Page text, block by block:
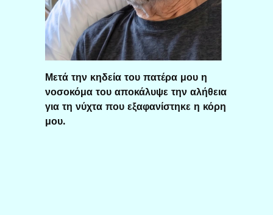
Μετά την κηδεία του πατέρα μου η
νοσοκόμα του αποκάλυψε την αλήθεια
για τη νύχτα που εξαφανίστηκε η κόρη
μου.